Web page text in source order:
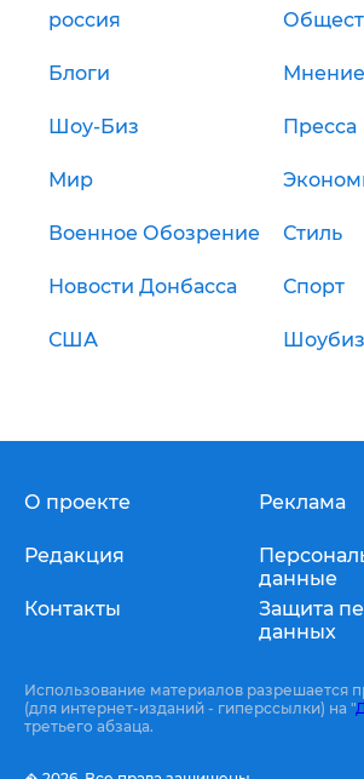
россия
Блоги Мнение
Шоу-Биз Пресса
Мир
Военное Обозрение Стиль
Новости Донбасса Спорт
США Шоубиз
О проекте
Редакция
Контакты
Реклама
данные
Защита
данных
Использование материалов разрешается
(для интернет-изданий - гиперссылки) на "
третьего абзаца.